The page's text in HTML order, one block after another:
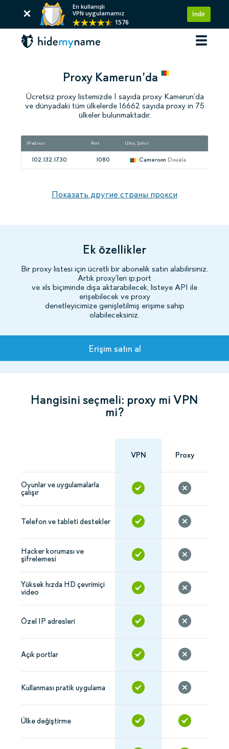
En kullanışlı
VPN uygulamamız
1576
İndir
Proxy Kamerun’da
Ücretsiz proxy listemizde 1 sayıda proxy Kamerun’da
ve dünyadaki tüm ülkelerde 16662 sayıda proxy in 75
ülkeler bulunmaktadır.
IP adresi Port Ülke, Şehir
102.132.17.30 1080 Cameroon Douala
Показать другие страны прокси
Ek özellikler
Bir proxy listesi için ücretli bir abonelik satın alabilirsiniz.
Artık proxy’leri ip:port
ve xls biçiminde dışa aktarabilecek, listeye API ile
erişebilecek ve proxy
denetleyicimize genişletilmiş erişime sahip
olabileceksiniz.
Planlar
Hangisini seçmeli: proxy mi VPN
mi?
VPN Proxy
Oyunlar ve uygulamalarla
çalışır
Telefon ve tableti destekler
Hacker koruması ve
şifrelemesi
Yüksek hızda HD çevrimiçi
video
Özel IP adresleri
Açık portlar
Kullanması pratik uygulama
Ülke değiştirme
Erişim satın al